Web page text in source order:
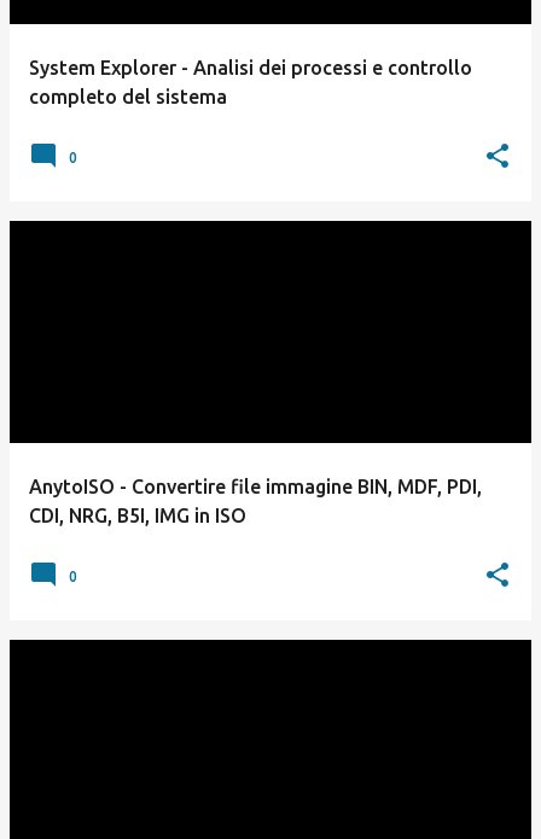
System Explorer - Analisi dei processi e controllo
completo del sistema
0
AnytoISO - Convertire file immagine BIN, MDF, PDI,
CDI, NRG, B5I, IMG in ISO
0